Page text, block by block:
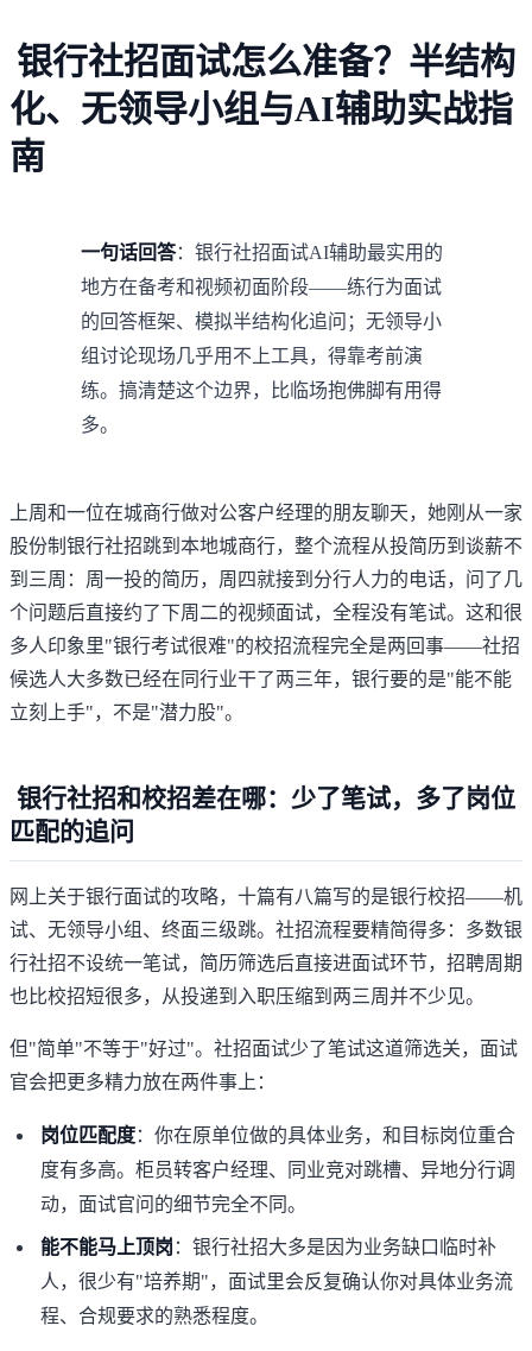
银行社招面试怎么准备？半结构
化、无领导小组与AI辅助实战指
南
一句话回答：银行社招面试AI辅助最实用的
地方在备考和视频初面阶段——练行为面试
的回答框架、模拟半结构化追问；无领导小
组讨论现场几乎用不上工具，得靠考前演
练。搞清楚这个边界，比临场抱佛脚有用得
多。
上周和一位在城商行做对公客户经理的朋友聊天，她刚从一家
股份制银行社招跳到本地城商行，整个流程从投简历到谈薪不
到三周：周一投的简历，周四就接到分行人力的电话，问了几
个问题后直接约了下周二的视频面试，全程没有笔试。这和很
多人印象里"银行考试很难"的校招流程完全是两回事——社招
候选人大多数已经在同行业干了两三年，银行要的是"能不能
立刻上手"，不是"潜力股"。
银行社招和校招差在哪：少了笔试，多了岗位
匹配的追问
网上关于银行面试的攻略，十篇有八篇写的是银行校招——机
试、无领导小组、终面三级跳。社招流程要精简得多：多数银
行社招不设统一笔试，简历筛选后直接进面试环节，招聘周期
也比校招短很多，从投递到入职压缩到两三周并不少见。
但"简单"不等于"好过"。社招面试少了笔试这道筛选关，面试
官会把更多精力放在两件事上：
岗位匹配度：你在原单位做的具体业务，和目标岗位重合
度有多高。柜员转客户经理、同业竞对跳槽、异地分行调
动，面试官问的细节完全不同。
能不能马上顶岗 ：银行社招大多是因为业务缺口临时补
人，很少有"培养期"，面试里会反复确认你对具体业务流
程、合规要求的熟悉程度。